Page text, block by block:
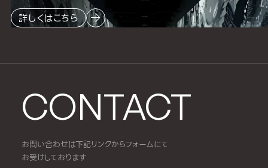
CONTACT
お問い合わせは下記リンクからフォームにて
お受けしております
詳しくはこちら